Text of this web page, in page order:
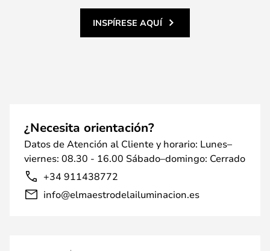
INSPÍRESE AQUÍ
¿Necesita orientación?
Datos de Atención al Cliente y horario: Lunes–
viernes: 08.30 - 16.00 Sábado–domingo: Cerrado
+34 911438772
info@elmaestrodelailuminacion.es